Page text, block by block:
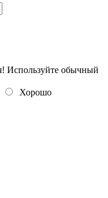
Используйте обычный
Хорошо